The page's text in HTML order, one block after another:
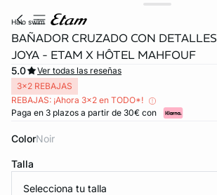
halo swim
BAÑADOR CRUZADO CON DETALLES
JOYA - ETAM X HÔTEL MAHFOUF
5.0
Ver todas las reseñas
3x2 REBAJAS
REBAJAS: ¡Ahora 3x2 en TODO*!
Paga en 3 plazos a partir de 30€ con
Color noir
Talla
Selecciona tu talla